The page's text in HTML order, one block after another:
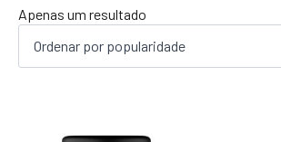
Apenas um resultado